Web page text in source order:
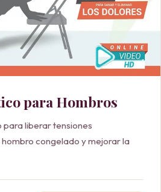
para Hombros
liberar tensiones
congelado y mejorar la